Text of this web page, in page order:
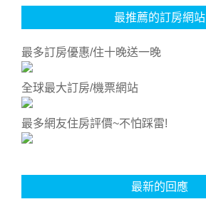
最推薦的訂房網站
最多訂房優惠/住十晚送一晚
全球最大訂房/機票網站
最多網友住房評價~不怕踩雷!
最新的回應